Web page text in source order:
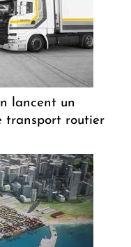
lancent un
transport routier